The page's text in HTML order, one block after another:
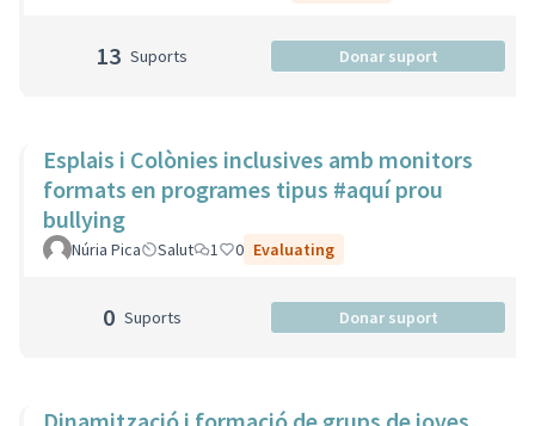
13 Suports Donar suport
Esplais i Colònies inclusives amb monitors
formats en programes tipus #aquí prou
bullying
Núria Pica Salut 1 0 Evaluating
0 Suports Donar suport